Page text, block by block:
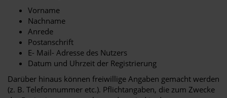
Vorname
Nachname
Anrede
Postanschrift
E- Mail- Adresse des Nutzers
Datum und Uhrzeit der Registrierung
Darüber hinaus können freiwillige Angaben gemacht werden
(z. B. Telefonnummer etc.). Pflichtangaben, die zum Zwecke